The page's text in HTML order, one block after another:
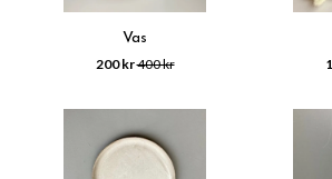
Vas
200 kr400 kr